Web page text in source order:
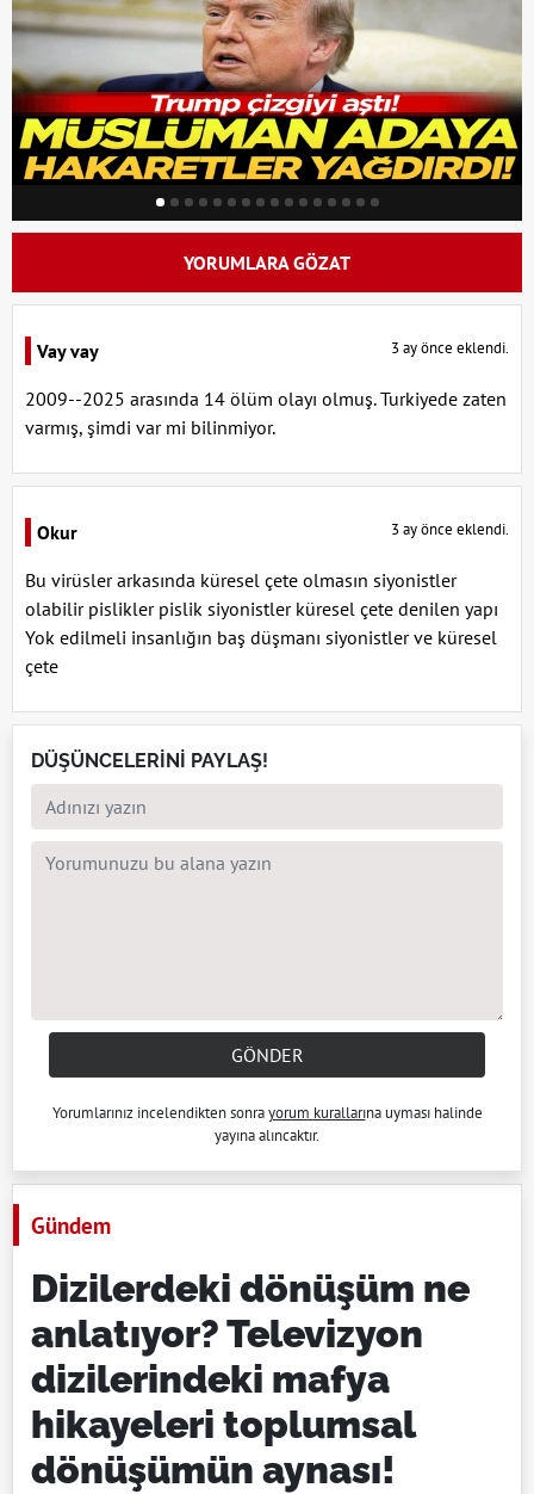
YORUMLARA GÖZAT
Vay vay 3 ay önce eklendi.
2009--2025 arasında 14 ölüm olayı olmuş. Turkiyede zaten
varmış, şimdi var mi bilinmiyor.
Okur 3 ay önce eklendi.
Bu virüsler arkasında küresel çete olmasın siyonistler
olabilir pislikler pislik siyonistler küresel çete denilen yapı
Yok edilmeli insanlığın baş düşmanı siyonistler ve küresel
çete
DÜŞÜNCELERİNİ PAYLAŞ!
GÖNDER
Yorumlarınız incelendikten sonrayorum kurallarına uyması halinde
yayına alıncaktır.
Gündem
Dizilerdeki dönüşüm ne
anlatıyor? Televizyon
dizilerindeki mafya
hikayeleri toplumsal
dönüşümün aynası!